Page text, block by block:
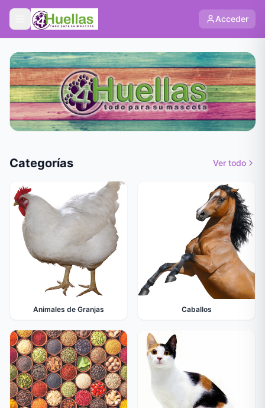
Acceder
Categorías Ver todo
Animales de Granjas Caballos